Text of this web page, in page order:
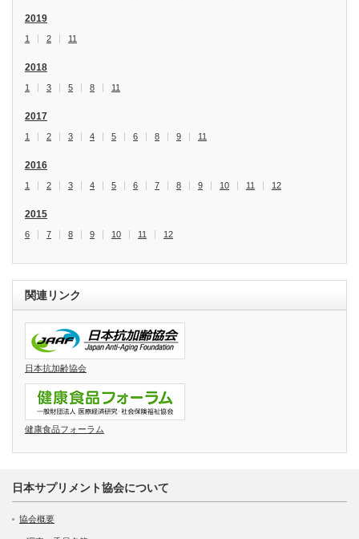
2019
1 2 11
2018
1 3 5 8 11
2017
1 2 3 4 5 6 8 9 11
2016
1 2 3 4 5 6 7 8 9 10 11 12
2015
6 7 8 9 10 11 12
関連リンク
日本抗加齢協会
健康食品フォーラム
日本サプリメント協会について
協会概要